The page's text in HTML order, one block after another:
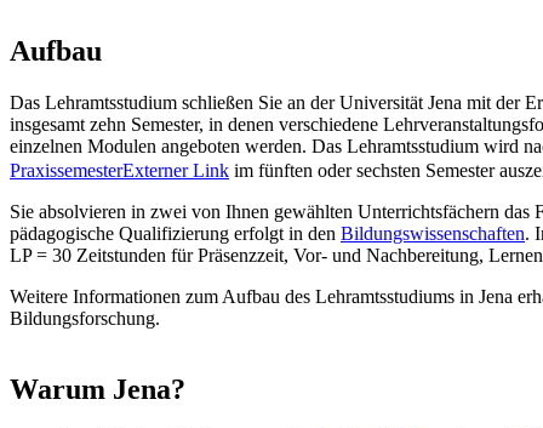
Aufbau
Das Lehramtsstudium schließen Sie an der Universität Jena mit der
insgesamt zehn Semester, in denen verschiedene
einzelnen Modulen angeboten werden. Das Lehramtsstudium wird
PraxissemesterExterner Link im fünften oder sechsten Semester
Sie absolvieren in zwei von Ihnen gewählten Unterrichtsfächern
pädagogische Qualifizierung erfolgt in den Bildungswissenschaften.
LP = 30 Zeitstunden für Präsenzzeit, Vor- und Nachbereitung,
Weitere Informationen zum Aufbau des Lehramtsstudiums in Jena
Bildungsforschung.
Warum Jena?